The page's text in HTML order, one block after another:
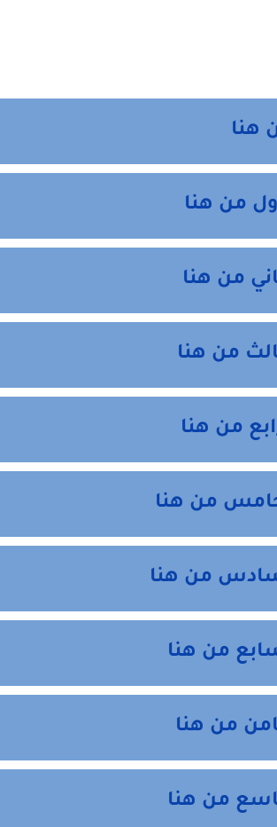
هنا
من هنا
من هنا
من هنا
من هنا
من هنا
من هنا
من هنا
من هنا
من هنا